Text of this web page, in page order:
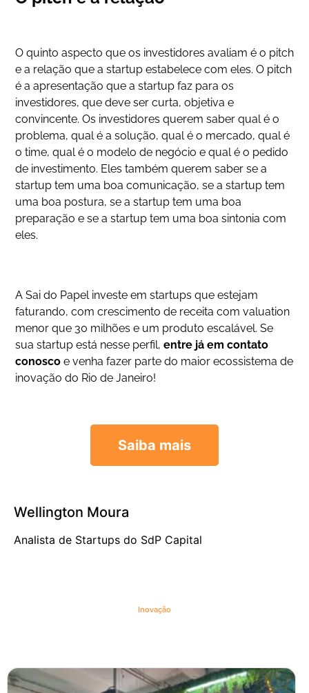
O quinto aspecto que os investidores avaliam é o pitch
e a relação que a startup estabelece com eles. O pitch
é a apresentação que a startup faz para os
investidores, que deve ser curta, objetiva e
convincente. Os investidores querem saber qual é o
problema, qual é a solução, qual é o mercado, qual é
o time, qual é o modelo de negócio e qual é o pedido
de investimento. Eles também querem saber se a
startup tem uma boa comunicação, se a startup tem
uma boa postura, se a startup tem uma boa
preparação e se a startup tem uma boa sintonia com
eles.
A Sai do Papel investe em startups que estejam
faturando, com crescimento de receita com valuation
menor que 30 milhões e um produto escalável. Se
sua startup está nesse perfil, entre já em contato
conosco e venha fazer parte do maior ecossistema de
inovação do Rio de Janeiro!
Saiba mais
Wellington Moura
Analista de Startups do SdP Capital
Inovação